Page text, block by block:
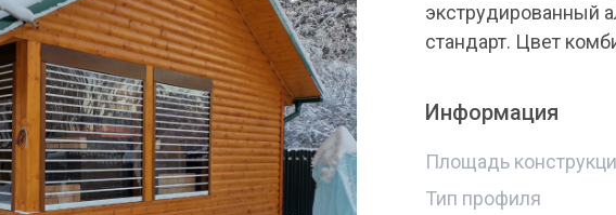
экструдированный
стандарт. Цвет
Информация
Площадь
Тип профиля